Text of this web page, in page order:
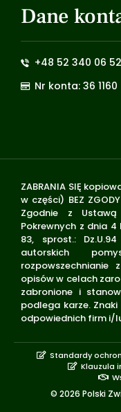
Dane
+48 52 340 06 52
Nr konta: 36
ZABRANIA SIĘ
w części) BEZ
Zgodnie z
Pokrewnych z dnia 4
83, sprost.:
autorskich
opisów w celach
zabronione i
podlega karze.
odpowiednich firm i/
© 2026 Polski
Standardy
Klauzula